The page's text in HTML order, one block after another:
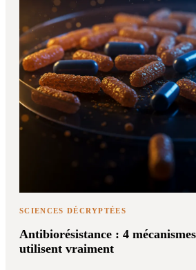
SCIENCES DÉCRYPTÉES
Antibiorésistance : 4
utilisent vraiment